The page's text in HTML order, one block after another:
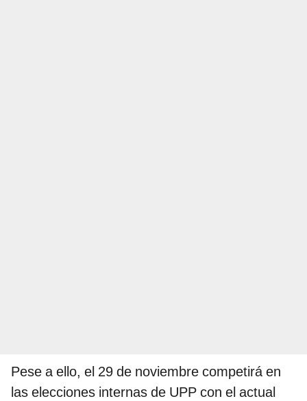
Pese a ello, el 29 de noviembre competirá en
las elecciones internas de UPP con el actual